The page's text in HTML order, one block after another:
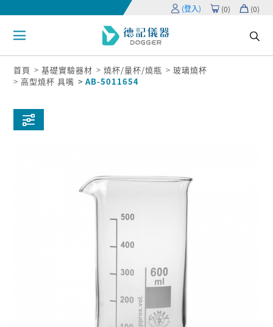
(登入) (0) (0)
首頁 基礎實驗器材 燒杯/量杯/燒瓶
玻璃燒杯
高型燒杯 具嘴
AB-5011654